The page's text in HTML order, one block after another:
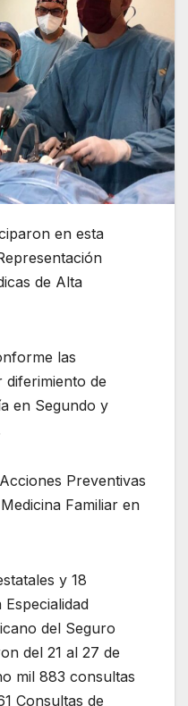
en esta
de Alta
las
diferimiento de
en Segundo y
Preventivas
Familiar en
y 18
del Seguro
del 21 al 27 de
mil 883 consultas
Consultas de